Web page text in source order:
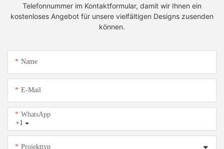
Telefonnummer im Kontaktformular, damit wir Ihnen ein
kostenloses Angebot für unsere vielfältigen Designs zusenden
können.
Name
E-Mail
+1
WhatsApp
Projekttyp